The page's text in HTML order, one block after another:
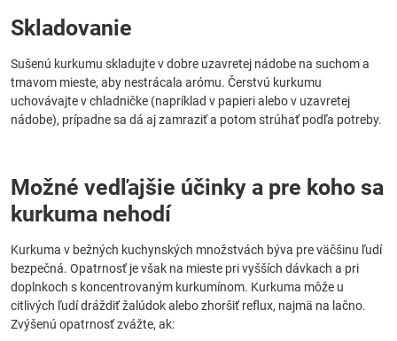
Skladovanie
Sušenú kurkumu skladujte v dobre uzavretej nádobe na suchom a
tmavom mieste, aby nestrácala arómu. Čerstvú kurkumu
uchovávajte v chladničke (napríklad v papieri alebo v uzavretej
nádobe), prípadne sa dá aj zamraziť a potom strúhať podľa potreby.
Možné vedľajšie účinky a pre koho sa
kurkuma nehodí
Kurkuma v bežných kuchynských množstvách býva pre väčšinu ľudí
bezpečná. Opatrnosť je však na mieste pri vyšších dávkach a pri
doplnkoch s koncentrovaným kurkumínom. Kurkuma môže u
citlivých ľudí dráždiť žalúdok alebo zhoršiť reflux, najmä na lačno.
Zvýšenú opatrnosť zvážte, ak: